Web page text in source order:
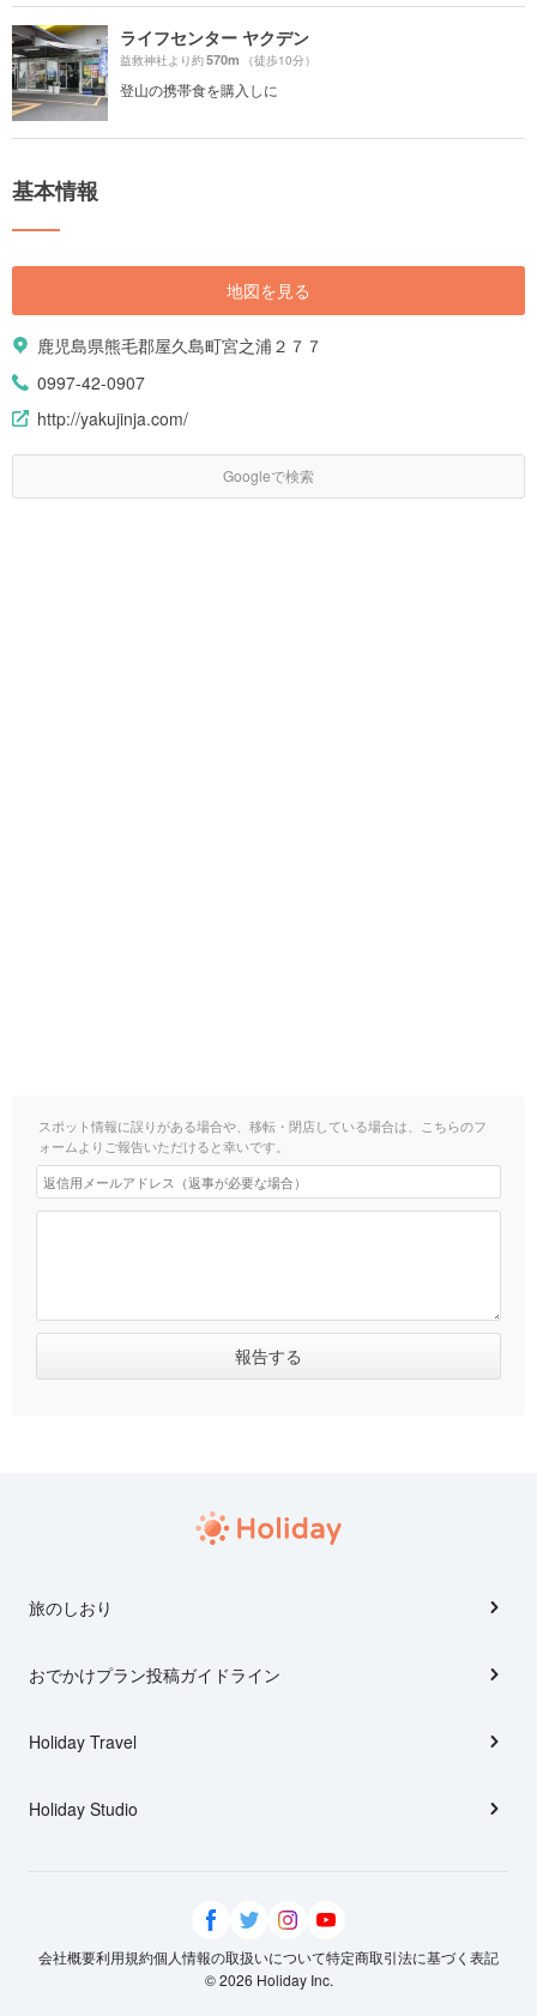
ライフセンター ヤクデン
益救神社より約570m （徒歩10分）
登山の携帯食を購入しに
基本情報
地図を見る
鹿児島県熊毛郡屋久島町宮之浦２７７
0997-42-0907
http://yakujinja.com/
Googleで検索
スポット情報に誤りがある場合や、移転・閉店している場合は、こちらのフ
ォームよりご報告いただけると幸いです。
旅のしおり
おでかけプラン投稿ガイドライン
Holiday Travel
Holiday Studio
会社概要利用規約個人情報の取扱いについて特定商取引法に基づく表記
© 2026 Holiday Inc.